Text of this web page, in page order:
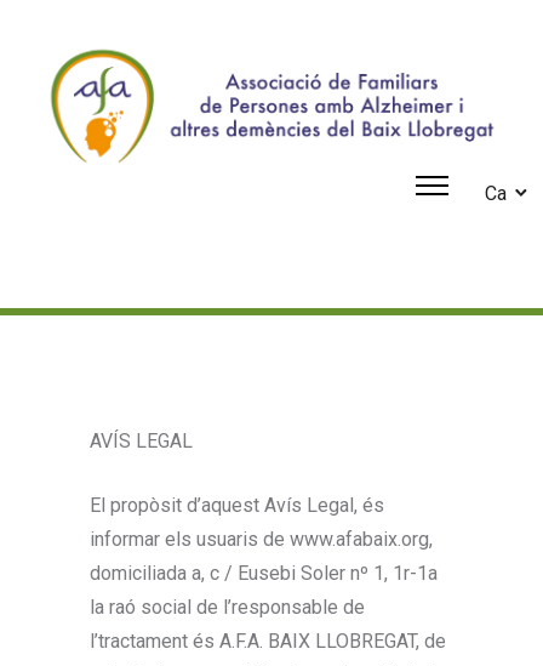
Ca
AVÍS LEGAL
El propòsit d’aquest Avís Legal, és
informar els usuaris de www.afabaix.org,
domiciliada a, c / Eusebi Soler nº 1, 1r-1a
la raó social de l’responsable de
l’tractament és A.F.A. BAIX LLOBREGAT, de